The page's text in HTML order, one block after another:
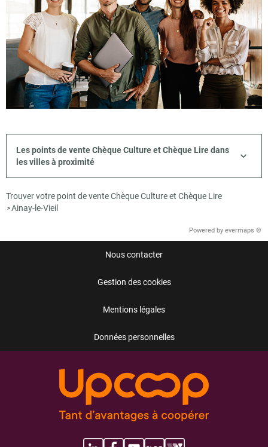
Les points de vente Chèque Culture et Chèque Lire dans
les villes à proximité
Trouver votre point de vente Chèque Culture et Chèque Lire
>Ainay-le-Vieil
Powered by evermaps ©
Nous contacter
Gestion des cookies
Mentions légales
Données personnelles